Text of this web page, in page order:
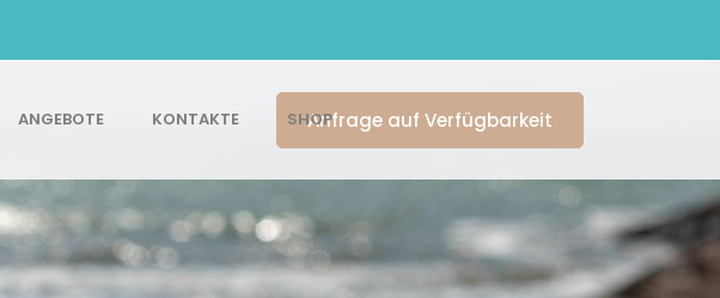
ANGEBOTE KONTAKTE SHOP
Anfrage auf Verfügbarkeit